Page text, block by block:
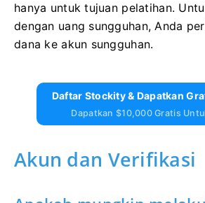
hanya untuk tujuan pelatihan.
dengan uang sungguhan, Anda
dana ke akun sungguhan.
Daftar Stockity & Dapatkan
Dapatkan $10,000 Gratis
Akun dan Verifikasi